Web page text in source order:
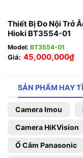
Thiết Bị Đo Nội Trở
Hioki BT3554-01
Model: BT3554-01
Giá: 45,000,000₫
SẢN PHẨM HAY
Camera Imou
Camera HiKVision
Ổ Cắm Panasonic